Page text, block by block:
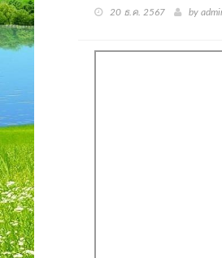
20 ธ.ค. 2567 by